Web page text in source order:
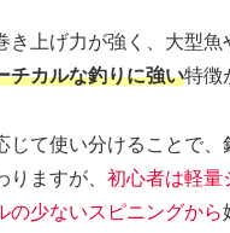
き上げ力が強く、大型魚
チカルな釣りに強い特徴
じて使い分けることで、
りますが、 初心者は軽量
の少ないスピニングから